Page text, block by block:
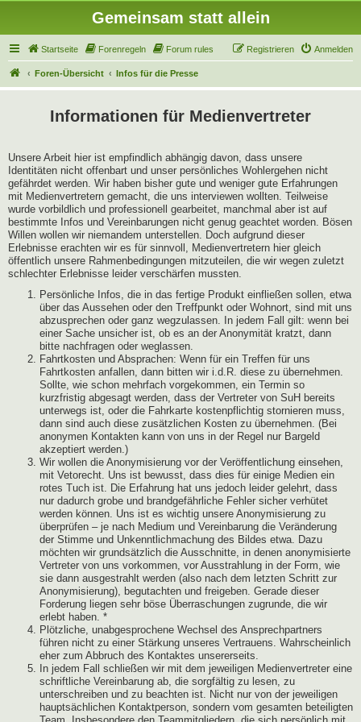
Gemeinsam statt allein
Startseite Forenregeln Forum rules Anmelden
Registrieren
Foren-Übersicht Infos für die Presse
Informationen für Medienvertreter
Unsere Arbeit hier ist empfindlich abhängig davon, dass unsere
Identitäten nicht offenbart und unser persönliches Wohlergehen nicht
gefährdet werden. Wir haben bisher gute und weniger gute Erfahrungen
mit Medienvertretern gemacht, die uns interviewen wollten. Teilweise
wurde vorbildlich und professionell gearbeitet, manchmal aber ist auf
bestimmte Infos und Vereinbarungen nicht genug geachtet worden. Bösen
Willen wollen wir niemandem unterstellen. Doch aufgrund dieser
Erlebnisse erachten wir es für sinnvoll, Medienvertretern hier gleich
öffentlich unsere Rahmenbedingungen mitzuteilen, die wir wegen zuletzt
schlechter Erlebnisse leider verschärfen mussten.
Persönliche Infos, die in das fertige Produkt einfließen sollen, etwa
über das Aussehen oder den Treffpunkt oder Wohnort, sind mit uns
abzusprechen oder ganz wegzulassen. In jedem Fall gilt: wenn bei
einer Sache unsicher ist, ob es an der Anonymität kratzt, dann
bitte nachfragen oder weglassen.
Fahrtkosten und Absprachen: Wenn für ein Treffen für uns
Fahrtkosten anfallen, dann bitten wir i.d.R. diese zu übernehmen.
Sollte, wie schon mehrfach vorgekommen, ein Termin so
kurzfristig abgesagt werden, dass der Vertreter von SuH bereits
unterwegs ist, oder die Fahrkarte kostenpflichtig stornieren muss,
dann sind auch diese zusätzlichen Kosten zu übernehmen. (Bei
anonymen Kontakten kann von uns in der Regel nur Bargeld
akzeptiert werden.)
Wir wollen die Anonymisierung vor der Veröffentlichung einsehen,
mit Vetorecht. Uns ist bewusst, dass dies für einige Medien ein
rotes Tuch ist. Die Erfahrung hat uns jedoch leider gelehrt, dass
nur dadurch grobe und brandgefährliche Fehler sicher verhütet
werden können. Uns ist es wichtig unsere Anonymisierung zu
überprüfen – je nach Medium und Vereinbarung die Veränderung
der Stimme und Unkenntlichmachung des Bildes etwa. Dazu
möchten wir grundsätzlich die Ausschnitte, in denen anonymisierte
Vertreter von uns vorkommen, vor Ausstrahlung in der Form, wie
sie dann ausgestrahlt werden (also nach dem letzten Schritt zur
Anonymisierung), begutachten und freigeben. Gerade dieser
Forderung liegen sehr böse Überraschungen zugrunde, die wir
erlebt haben. *
Plötzliche, unabgesprochene Wechsel des Ansprechpartners
führen nicht zu einer Stärkung unseres Vertrauens. Wahrscheinlich
eher zum Abbruch des Kontaktes unsererseits.
In jedem Fall schließen wir mit dem jeweiligen Medienvertreter eine
schriftliche Vereinbarung ab, die sorgfältig zu lesen, zu
unterschreiben und zu beachten ist. Nicht nur von der jeweiligen
hauptsächlichen Kontaktperson, sondern vom gesamten beteiligten